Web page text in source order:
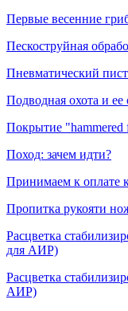
Первые весенние
Пескоструйная
Пневматический
Подводная охота и ее
Покрытие "hammered
Поход: зачем идти?
Принимаем к оплате
Пропитка рукояти
Расцветка
для АИР)
Расцветка
АИР)